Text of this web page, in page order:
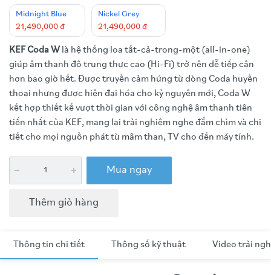
Midnight Blue
21,490,000 đ
Nickel Grey
21,490,000 đ
KEF Coda W là hệ thống loa tất-cả-trong-một (all-in-one)
giúp âm thanh độ trung thực cao (Hi-Fi) trở nên dễ tiếp cận
hơn bao giờ hết. Được truyền cảm hứng từ dòng Coda huyền
thoại nhưng được hiện đại hóa cho kỷ nguyên mới, Coda W
kết hợp thiết kế vượt thời gian với công nghệ âm thanh tiên
tiến nhất của KEF, mang lại trải nghiệm nghe đắm chìm và chi
tiết cho mọi nguồn phát từ mâm than, TV cho đến máy tính.
Mua ngay
Thêm giỏ hàng
Thông tin chi tiết Thông số kỹ thuật Video trải